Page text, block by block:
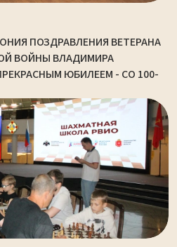
ПОЗДРАВЛЕНИЯ ВЕТЕРАНА
ВОЙНЫ ВЛАДИМИРА
ЮБИЛЕЕМ - СО 100-